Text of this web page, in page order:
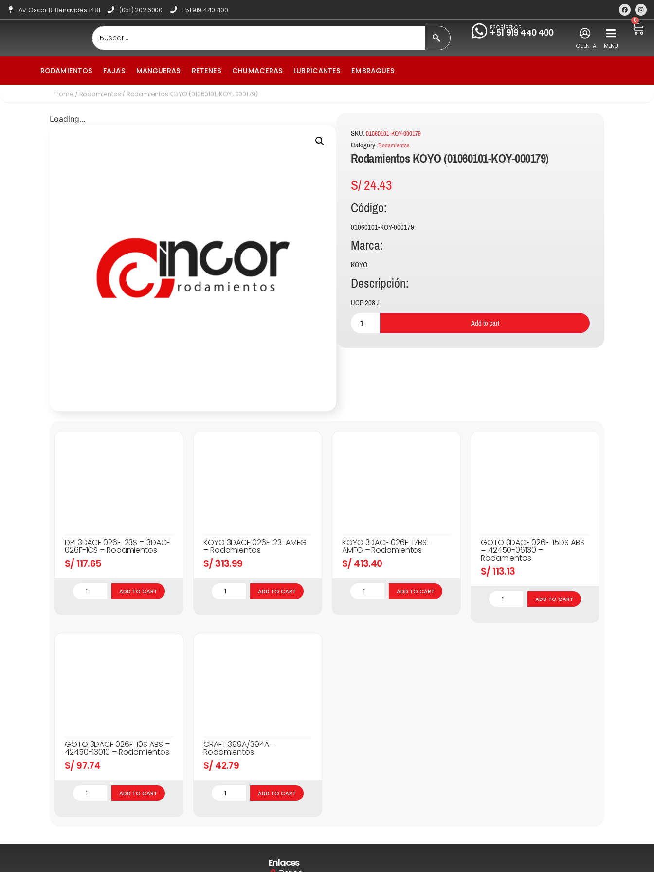
Av. Oscar R. Benavides 1481 (051) 202 6000 +51 919 440 400
ESCRÍBENOS
+51 919 440 400
CUENTA MENÚ
0
RODAMIENTOS FAJAS MANGUERAS RETENES CHUMACERAS LUBRICANTES EMBRAGUES
Home / Rodamientos / Rodamientos KOYO (01060101-KOY-000179)
Loading...
SKU:01060101-KOY-000179
Category: Rodamientos
Rodamientos KOYO (01060101-KOY-000179)
S/24.43
Código:
01060101-KOY-000179
Marca:
KOYO
Descripción:
UCP 208 J
Add to cart
DPI 3DACF 026F-23S = 3DACF
026F-1CS – Rodamientos
S/ 117.65
ADD TO CART
KOYO 3DACF 026F-23-AMFG
– Rodamientos
S/ 313.99
ADD TO CART
KOYO 3DACF 026F-17BS-
AMFG – Rodamientos
S/ 413.40
ADD TO CART
GOTO 3DACF 026F-15DS ABS
= 42450-06130 –
Rodamientos
S/ 113.13
ADD TO CART
GOTO 3DACF 026F-10S ABS =
42450-13010 – Rodamientos
S/ 97.74
ADD TO CART
CRAFT 399A/394A –
Rodamientos
S/ 42.79
ADD TO CART
Enlaces